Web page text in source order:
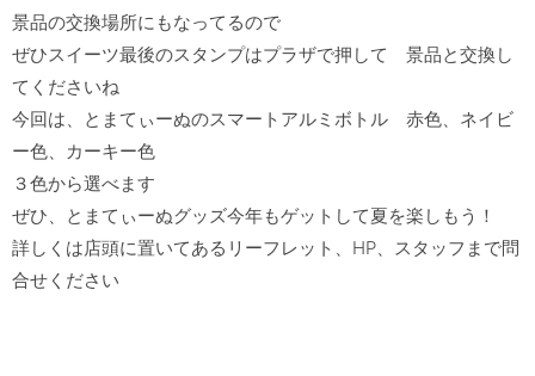
景品の交換場所にもなってるので
ぜひスイーツ最後のスタンプはプラザで押して　景品と交換し
てくださいね
今回は、とまてぃーぬのスマートアルミボトル　赤色、ネイビ
ー色、カーキー色
３色から選べます
ぜひ、とまてぃーぬグッズ今年もゲットして夏を楽しもう！
詳しくは店頭に置いてあるリーフレット、HP、スタッフまで問